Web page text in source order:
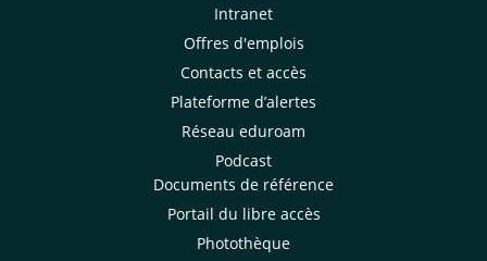
Intranet
Offres d'emplois
Contacts et accès
Plateforme d’alertes
Réseau eduroam
Podcast
Documents de référence
Portail du libre accès
Photothèque